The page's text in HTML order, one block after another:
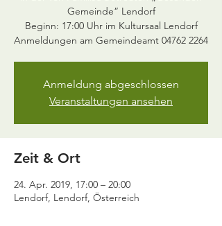
Gemeinde“ Lendorf
Beginn: 17:00 Uhr im Kultursaal Lendorf
Anmeldung abgeschlossen
Veranstaltungen ansehen
Zeit & Ort
24. Apr. 2019, 17:00 – 20:00
Lendorf, Lendorf, Österreich